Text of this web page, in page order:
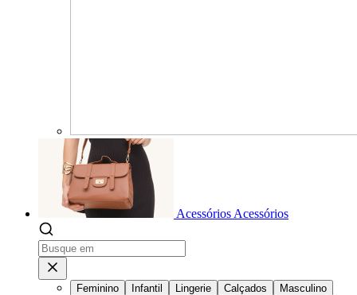
Acessórios Acessórios
Feminino Infantil Lingerie Calçados
Masculino